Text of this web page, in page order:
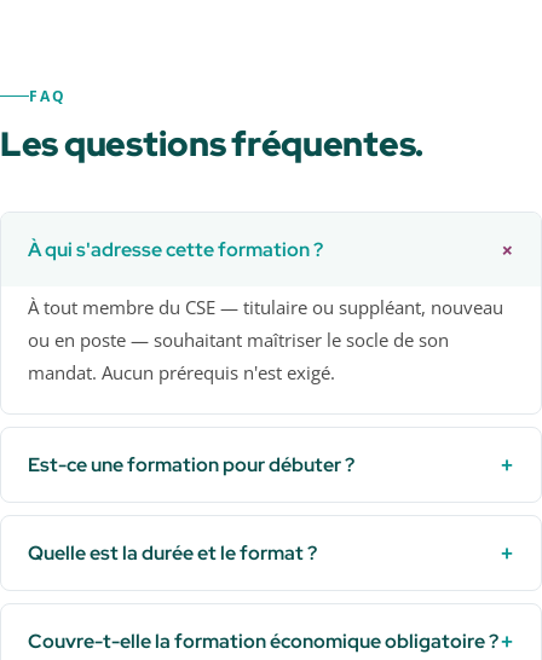
FAQ
Les questions fréquentes.
À qui s'adresse cette formation ? +
À tout membre du CSE — titulaire ou suppléant, nouveau
ou en poste — souhaitant maîtriser le socle de son
mandat. Aucun prérequis n'est exigé.
Est-ce une formation pour débuter ? +
Quelle est la durée et le format ? +
Couvre-t-elle la formation économique obligatoire ?+